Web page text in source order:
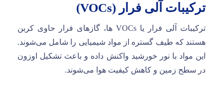
ترکیبات آلی فرار (VOCs)
ترکیبات آلی فرار یا VOCs ها، گازهای فرار حاوی کربن
هستند که طیف گستره از مواد شیمیایی را شامل می‌شوند.
این مواد با نور خورشید واکنش داده و باعث تشکیل اوزون
در سطح زمین و کاهش کیفیت هوا می‌شوند.